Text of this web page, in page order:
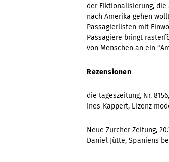
der Fiktionalisierung,
nach Amerika gehen
Passagierlisten mit
Passagiere bringt
von Menschen an ein
Rezensionen
die tageszeitung, Nr. 8156,
Ines Kappert, Lizenz
Neue Zürcher Zeitung,
Daniel Jütte, Spaniens